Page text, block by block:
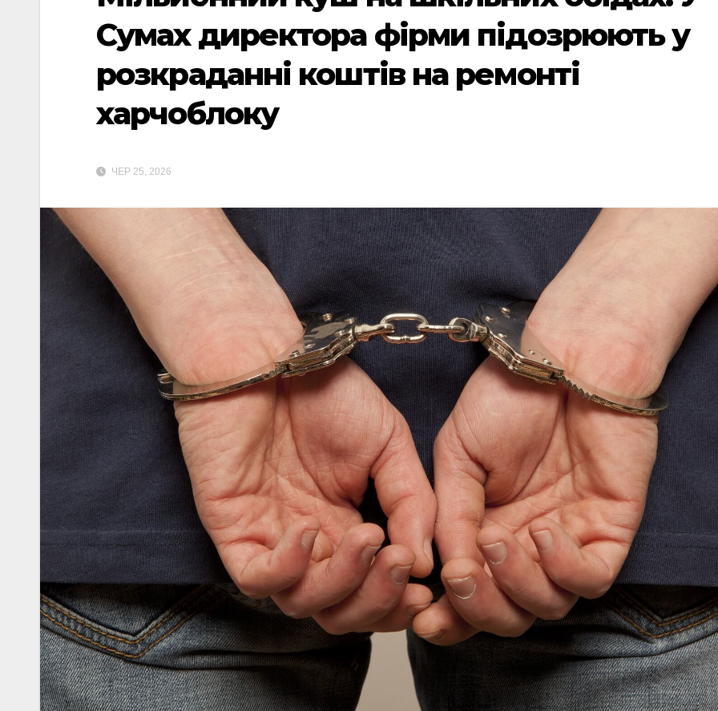
Сумах директора фірми підозрюють у
розкраданні коштів на ремонті
харчоблоку
ЧЕР 25, 2026